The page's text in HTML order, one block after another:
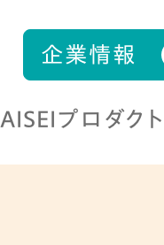
企業情報
AISEIプロダクト